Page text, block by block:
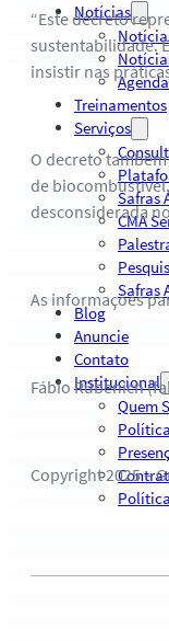
Notícias
Agenda
Treinamentos
Serviços
Safras
CMA
Safras
Blog
Anuncie
Contato
Institucional
Quem
“Este decreto
sustentabilidade.
insistir nas
O decreto
de
desconsiderada
As informações
Fábio Rübenich
Copyright 2025 –